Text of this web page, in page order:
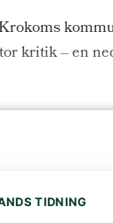
kritik – en
TIDNING